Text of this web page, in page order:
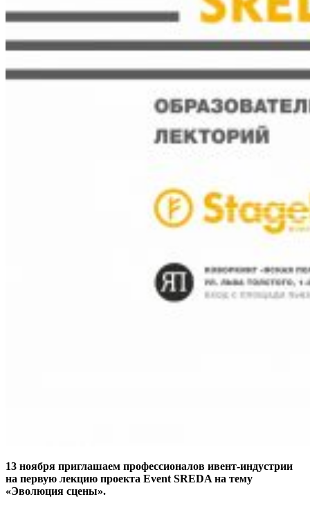
13 ноября приглашаем профессионалов ивент-индустрии
на первую лекцию проекта Event SREDA на тему
«Эволюция сцены».